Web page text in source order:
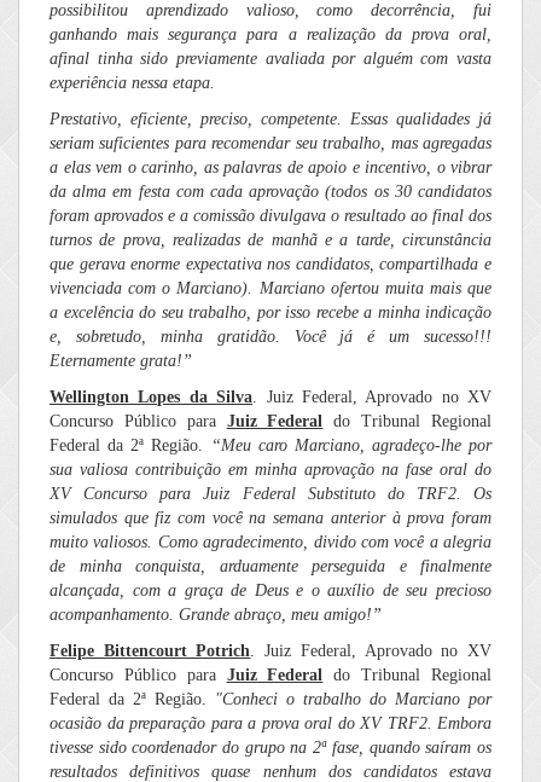
possibilitou aprendizado valioso, como decorrência, fui
ganhando mais segurança para a realização da prova oral,
afinal tinha sido previamente avaliada por alguém com vasta
experiência nessa etapa.
Prestativo, eficiente, preciso, competente. Essas qualidades já
seriam suficientes para recomendar seu trabalho, mas agregadas
a elas vem o carinho, as palavras de apoio e incentivo, o vibrar
da alma em festa com cada aprovação (todos os 30 candidatos
foram aprovados e a comissão divulgava o resultado ao final dos
turnos de prova, realizadas de manhã e a tarde, circunstância
que gerava enorme expectativa nos candidatos, compartilhada e
vivenciada com o Marciano). Marciano ofertou muita mais que
a excelência do seu trabalho, por isso recebe a minha indicação
e, sobretudo, minha gratidão. Você já é um sucesso!!!
Eternamente grata!”
Wellington Lopes da Silva. Juiz Federal, Aprovado no XV
Concurso Público para Juiz Federal do Tribunal Regional
Federal da 2ª Região.
“Meu caro Marciano, agradeço-lhe por
sua valiosa contribuição em minha aprovação na fase oral do
XV Concurso para Juiz Federal Substituto do TRF2. Os
simulados que fiz com você na semana anterior à prova foram
muito valiosos. Como agradecimento, divido com você a alegria
de minha conquista, arduamente perseguida e finalmente
alcançada, com a graça de Deus e o auxílio de seu precioso
acompanhamento. Grande abraço, meu amigo!”
Felipe Bittencourt Potrich. Juiz Federal, Aprovado no XV
Concurso Público para Juiz Federal do Tribunal Regional
Federal da 2ª Região. "Conheci o trabalho do Marciano por
ocasião da preparação para a prova oral do XV TRF2. Embora
tivesse sido coordenador do grupo na 2ª fase, quando saíram os
resultados definitivos quase nenhum dos candidatos estava